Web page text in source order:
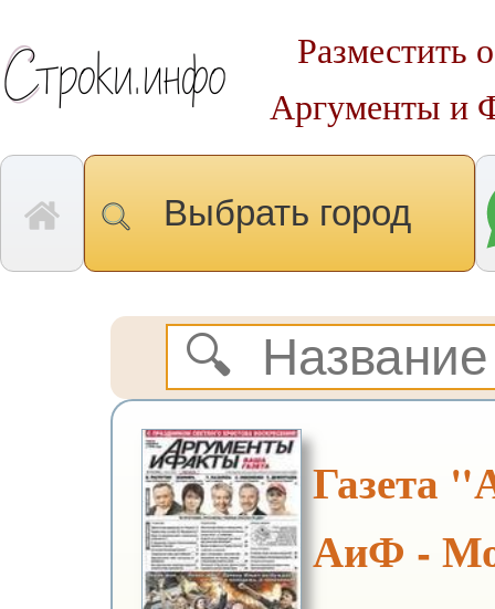
Разместить
Аргументы и
Выбрать город
Газета
АиФ -